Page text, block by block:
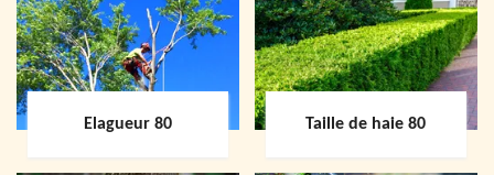
Elagueur 80 Taille de haie 80